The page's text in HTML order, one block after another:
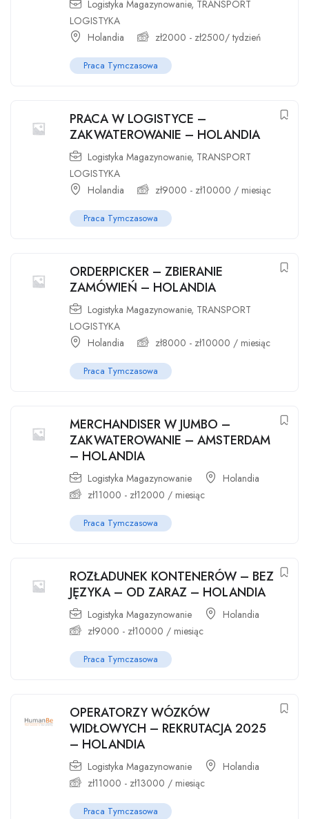
Logistyka Magazynowanie, TRANSPORT
LOGISTYKA
Holandia
zł2000 - zł2500/ tydzień
Praca Tymczasowa
PRACA W LOGISTYCE –
ZAKWATEROWANIE – HOLANDIA
Logistyka Magazynowanie, TRANSPORT
LOGISTYKA
Holandia
zł9000 - zł10000 / miesiąc
Praca Tymczasowa
ORDERPICKER – ZBIERANIE
ZAMÓWIEŃ – HOLANDIA
Logistyka Magazynowanie, TRANSPORT
LOGISTYKA
Holandia
zł8000 - zł10000 / miesiąc
Praca Tymczasowa
MERCHANDISER W JUMBO –
ZAKWATEROWANIE – AMSTERDAM
– HOLANDIA
Logistyka Magazynowanie
Holandia
zł11000 - zł12000 / miesiąc
Praca Tymczasowa
ROZŁADUNEK KONTENERÓW – BEZ
JĘZYKA – OD ZARAZ – HOLANDIA
Logistyka Magazynowanie
Holandia
zł9000 - zł10000 / miesiąc
Praca Tymczasowa
OPERATORZY WÓZKÓW
WIDŁOWYCH – REKRUTACJA 2025
– HOLANDIA
Logistyka Magazynowanie
Holandia
zł11000 - zł13000 / miesiąc
Praca Tymczasowa